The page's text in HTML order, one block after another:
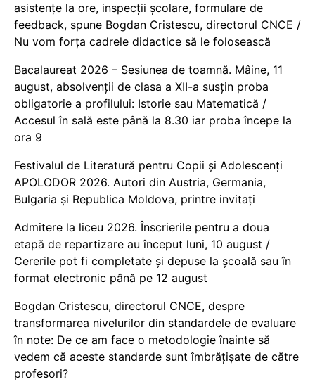
asistențe la ore, inspecții școlare, formulare de
feedback, spune Bogdan Cristescu, directorul CNCE /
Nu vom forța cadrele didactice să le folosească
Bacalaureat 2026 – Sesiunea de toamnă. Mâine, 11
august, absolvenții de clasa a XII-a susțin proba
obligatorie a profilului: Istorie sau Matematică /
Accesul în sală este până la 8.30 iar proba începe la
ora 9
Festivalul de Literatură pentru Copii și Adolescenți
APOLODOR 2026. Autori din Austria, Germania,
Bulgaria și Republica Moldova, printre invitați
Admitere la liceu 2026. Înscrierile pentru a doua
etapă de repartizare au început luni, 10 august /
Cererile pot fi completate și depuse la școală sau în
format electronic până pe 12 august
Bogdan Cristescu, directorul CNCE, despre
transformarea nivelurilor din standardele de evaluare
în note: De ce am face o metodologie înainte să
vedem că aceste standarde sunt îmbrățișate de către
profesori?